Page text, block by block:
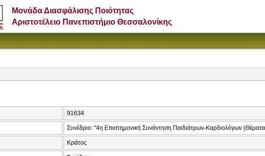
Μονάδα Διασφάλισης Ποιότητας
Αριστοτέλειο Πανεπιστήμιο Θεσσαλονίκης
91634
Συνέδριο: "4η Επιστημονική Συνάντηση Παιδιάτρων-Καρδιολόγων
Κράτος